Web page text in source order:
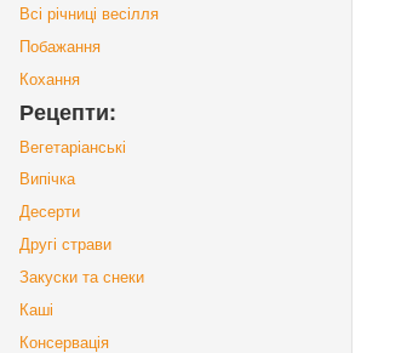
Всі річниці весілля
Побажання
Кохання
Рецепти:
Вегетаріанські
Випічка
Десерти
Другі страви
Закуски та снеки
Каші
Консервація